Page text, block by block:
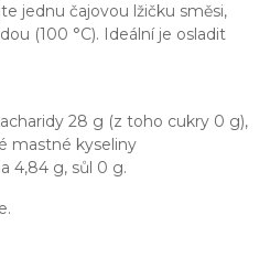
jednu čajovou lžičku směsi,
(100 °C). Ideální je osladit
28 g (z toho cukry 0 g),
mastné kyseliny
4,84 g, sůl 0 g.